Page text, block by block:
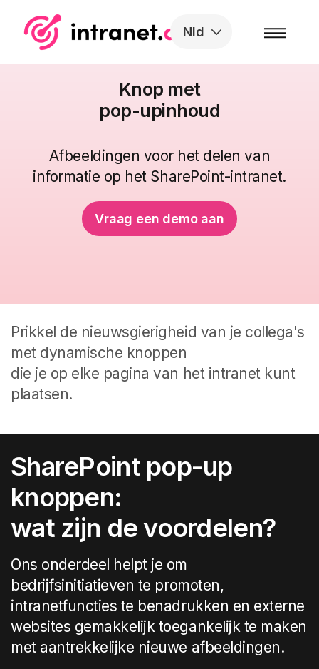
Nld
Knop met
pop-upinhoud
Afbeeldingen voor het delen van
informatie op het SharePoint-intranet.
Vraag een demo aan
Prikkel de nieuwsgierigheid van je collega's
met dynamische knoppen
die je op elke pagina van het intranet kunt
plaatsen.
SharePoint pop-up
knoppen:
wat zijn de voordelen?
Ons onderdeel helpt je om
bedrijfsinitiatieven te promoten,
intranetfuncties te benadrukken en externe
websites gemakkelijk toegankelijk te maken
met aantrekkelijke nieuwe afbeeldingen.